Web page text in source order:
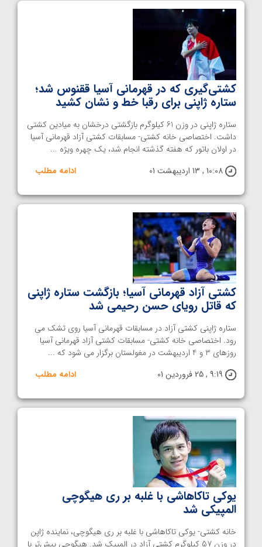
کشتی‌گیری که در قهرمانی آسیا ققنوس شد؛
ستاره ژاپنی برای رقبا خط و نشان کشید
ستاره ژاپنی در وزن 61 کیلوگرم بازگشتی درخشان به میادین کشتی
داشت. اختصاصی خانه کشتی- مسابقات کشتی آزاد قهرمانی آسیا
در اولان باتور که هفته گذشته انجام شد، یک چهره ویژه ...
10:08 , 13 اردیبهشت 01
ادامه مطلب
کشتی آزاد قهرمانی آسیا؛ بازگشت ستاره ژاپنی
که قاتل رویای حسن رحیمی شد
ستاره ژاپنی کشتی آزاد در مسابقات قهرمانی آسیا روی تشک می
رود. اختصاصی خانه کشتی- مسابقات کشتی آزاد قهرمانی آسیا
روزهای 3 و 4 اردیبهشت در مغولستان برگزار می شود که ...
9:19 , 25 فروردین 01
ادامه مطلب
یوکی تاکاهاشی با غلبه بر ری هیگوچی
المپیکی شد
خانه کشتی- یوکی تاکاهاشی با غلبه بر ری هیگوچی، نماینده ژاپن
در وزن 57 کیلوگرم کشتی آزاد در المپیک شد. هیگوچی پیش‌تر با